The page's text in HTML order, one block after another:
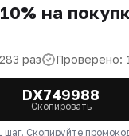
на
раз Проверено:
DX749988
Скопировать
шаг. Скопируйте